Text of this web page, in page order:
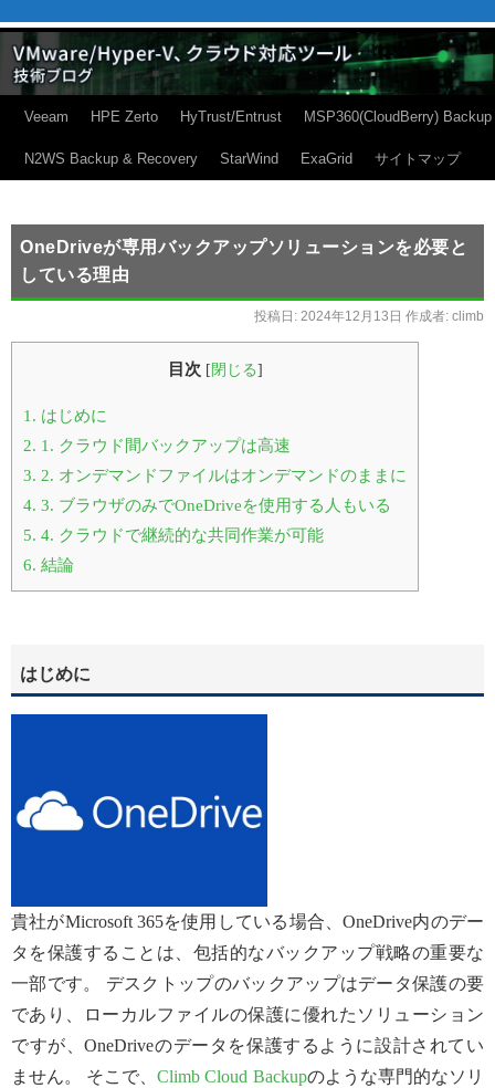
Veeam HPE Zerto HyTrust/Entrust MSP360(CloudBerry) Backup
N2WS Backup & Recovery StarWind ExaGrid サイトマップ
OneDriveが専用バックアップソリューションを必要と
している理由
投稿日: 2024年12月13日 作成者: climb
目次 [ 閉じる]
1. はじめに
2. 1. クラウド間バックアップは高速
3. 2. オンデマンドファイルはオンデマンドのままに
4. 3. ブラウザのみでOneDriveを使用する人もいる
5. 4. クラウドで継続的な共同作業が可能
6. 結論
はじめに
貴社がMicrosoft 365を使用している場合、OneDrive内のデー
タを保護することは、包括的なバックアップ戦略の重要な
一部です。 デスクトップのバックアップはデータ保護の要
であり、ローカルファイルの保護に優れたソリューション
ですが、OneDriveのデータを保護するように設計されてい
ません。 そこで、Climb Cloud Backupのような専門的なソリ